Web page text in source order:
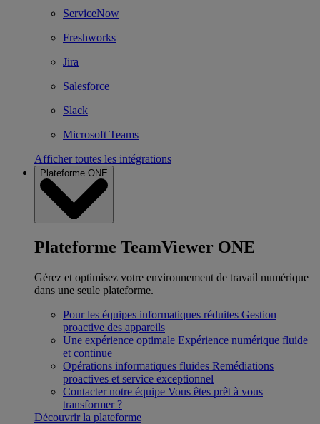
ServiceNow
Freshworks
Jira
Salesforce
Slack
Microsoft Teams
Afficher toutes les intégrations
Plateforme ONE
Plateforme TeamViewer ONE
Gérez et optimisez votre environnement de travail numérique
dans une seule plateforme.
Pour les équipes informatiques réduites Gestion
proactive des appareils
Une expérience optimale Expérience numérique fluide
et continue
Opérations informatiques fluides Remédiations
proactives et service exceptionnel
Contacter notre équipe Vous êtes prêt à vous
transformer ?
Découvrir la plateforme